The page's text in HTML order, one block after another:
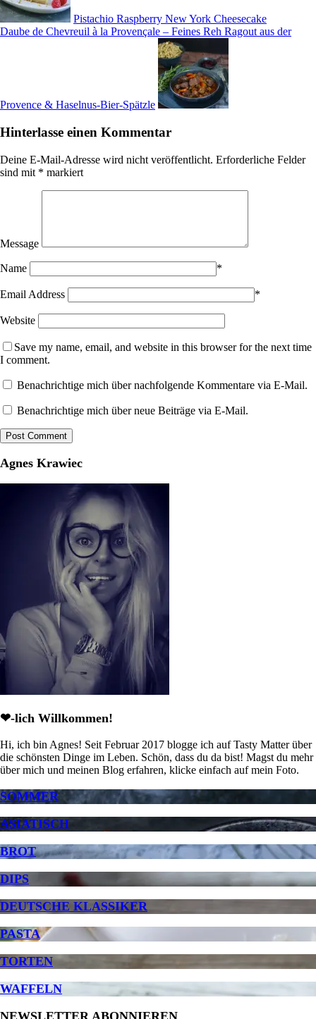
Pistachio Raspberry New York Cheesecake
Daube de Chevreuil à la Provençale – Feines Reh Ragout aus der
Provence & Haselnus-Bier-Spätzle
Hinterlasse einen Kommentar
Deine E-Mail-Adresse wird nicht veröffentlicht. Erforderliche Felder
sind mit * markiert
Message
Name *
Email Address *
Website
Save my name, email, and website in this browser for the next time
I comment.
Benachrichtige mich über nachfolgende Kommentare via E-Mail.
Benachrichtige mich über neue Beiträge via E-Mail.
Agnes Krawiec
❤-lich Willkommen!
Hi, ich bin Agnes! Seit Februar 2017 blogge ich auf Tasty Matter über
die schönsten Dinge im Leben. Schön, dass du da bist! Magst du mehr
über mich und meinen Blog erfahren, klicke einfach auf mein Foto.
SOMMER
ASIATISCH
BROT
DIPS
DEUTSCHE KLASSIKER
PASTA
TORTEN
WAFFELN
NEWSLETTER ABONNIEREN